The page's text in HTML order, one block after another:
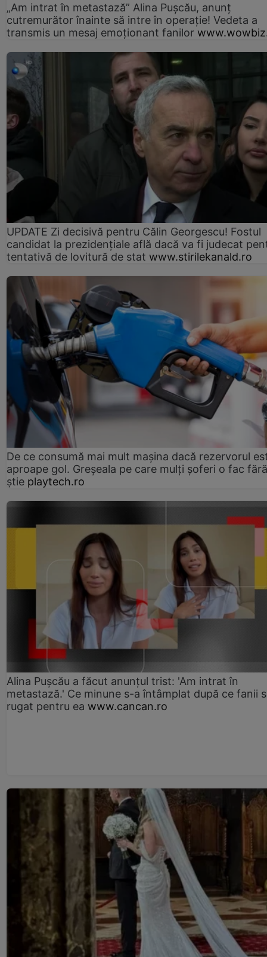
„Am intrat în metastază” Alina Pușcău, anunț
cutremurător înainte să intre în operație! Vedeta a
transmis un mesaj emoționant fanilor
UPDATE Zi decisivă pentru Călin Georgescu! Fostul
candidat la prezidențiale află dacă va fi judecat
tentativă de lovitură de stat www.stirilekanald.ro
De ce consumă mai mult mașina dacă rezervorul
aproape gol. Greșeala pe care mulți șoferi o fac
știe playtech.ro
Alina Pușcău a făcut anunțul trist: 'Am intrat în
metastază.' Ce minune s-a întâmplat după ce fanii
rugat pentru ea www.cancan.ro